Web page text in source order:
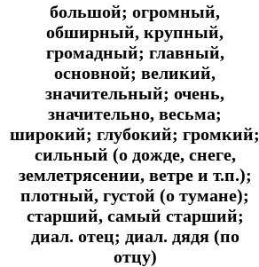
большой; огромный,
обширный, крупный,
громадный; главный,
основной; великий,
значительный; очень,
значительно, весьма;
широкий; глубокий; громкий;
сильный (о дожде, снеге,
землетрясении, ветре и т.п.);
плотный, густой (о тумане);
старший, самый старший;
диал. отец; диал. дядя (по
отцу)